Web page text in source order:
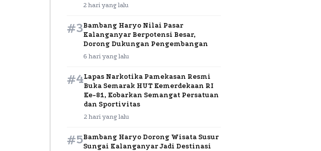
2 hari yang lalu
#3Bambang Haryo Nilai Pasar
Kalanganyar Berpotensi Besar,
Dorong Dukungan Pengembangan
6 hari yang lalu
#4Lapas Narkotika Pamekasan Resmi
Buka Semarak HUT Kemerdekaan RI
Ke-81, Kobarkan Semangat Persatuan
dan Sportivitas
2 hari yang lalu
#5Bambang Haryo Dorong Wisata Susur
Sungai Kalanganyar Jadi Destinasi